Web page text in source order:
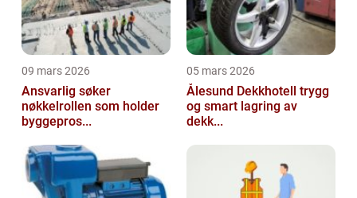
09 mars 2026
Ansvarlig søker
nøkkelrollen som holder
byggepros...
05 mars 2026
Ålesund Dekkhotell trygg
og smart lagring av
dekk...